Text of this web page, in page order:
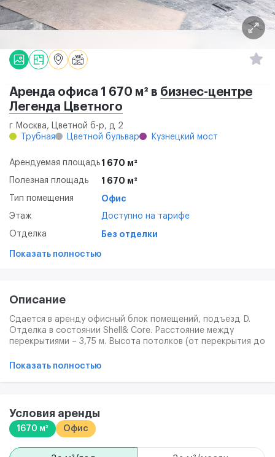
Аренда офиса 1 670 м² в бизнес-центре
Легенда Цветного
г Москва, Цветной б-р, д 2
Трубная
Цветной бульвар Кузнецкий мост
Арендуемая площадь 1 670 м²
Полезная площадь 1 670 м²
Тип помещения Офис
Этаж Доступно на тарифе
Отделка Без отделки
Показать полностью
Описание
Сдается в аренду офисный блок помещений, подъезд D.
Отделка в состоянии Shell& Core. Расстояние между
перекрытиями – 3,75 м. Высота потолков (от перекрытия до
аренды от 3 лет. Доступ арендаторов 24/7. Современная
система видеонаблюдения за зданием и прилегающей
территорией. Система противопожарной защиты.
Многоуровневая система безопасности. Два независимых
кондиционирования и вентиляции воздуха.
Показать полностью
Условия аренды
1670 м² Офис